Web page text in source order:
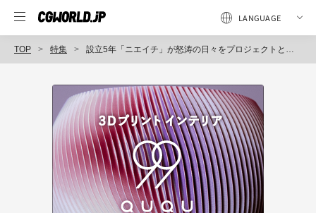
TOP 特集 設立5年「ニエイチ」が怒涛の日々をプロジェクトとともに振り返る。『Nike Air Max Day』3D OOH映像制作の裏側から今後の採用予定まで紹介